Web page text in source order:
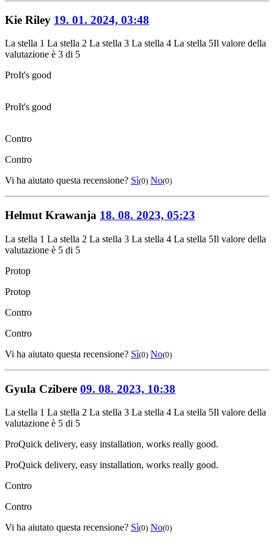
Kie Riley 19. 01. 2024, 03:48
La stella 1 La stella 2 La stella 3 La stella 4 La stella 5Il valore della
valutazione è 3 di 5
ProIt's good
ProIt's good
Contro
Contro
Vi ha aiutato questa recensione? Sì(0) No(0)
Helmut Krawanja 18. 08. 2023, 05:23
La stella 1 La stella 2 La stella 3 La stella 4 La stella 5Il valore della
valutazione è 5 di 5
Protop
Protop
Contro
Contro
Vi ha aiutato questa recensione? Sì(0) No(0)
Gyula Czibere 09. 08. 2023, 10:38
La stella 1 La stella 2 La stella 3 La stella 4 La stella 5Il valore della
valutazione è 5 di 5
ProQuick delivery, easy installation, works really good.
ProQuick delivery, easy installation, works really good.
Contro
Contro
Vi ha aiutato questa recensione? Sì(0) No(0)